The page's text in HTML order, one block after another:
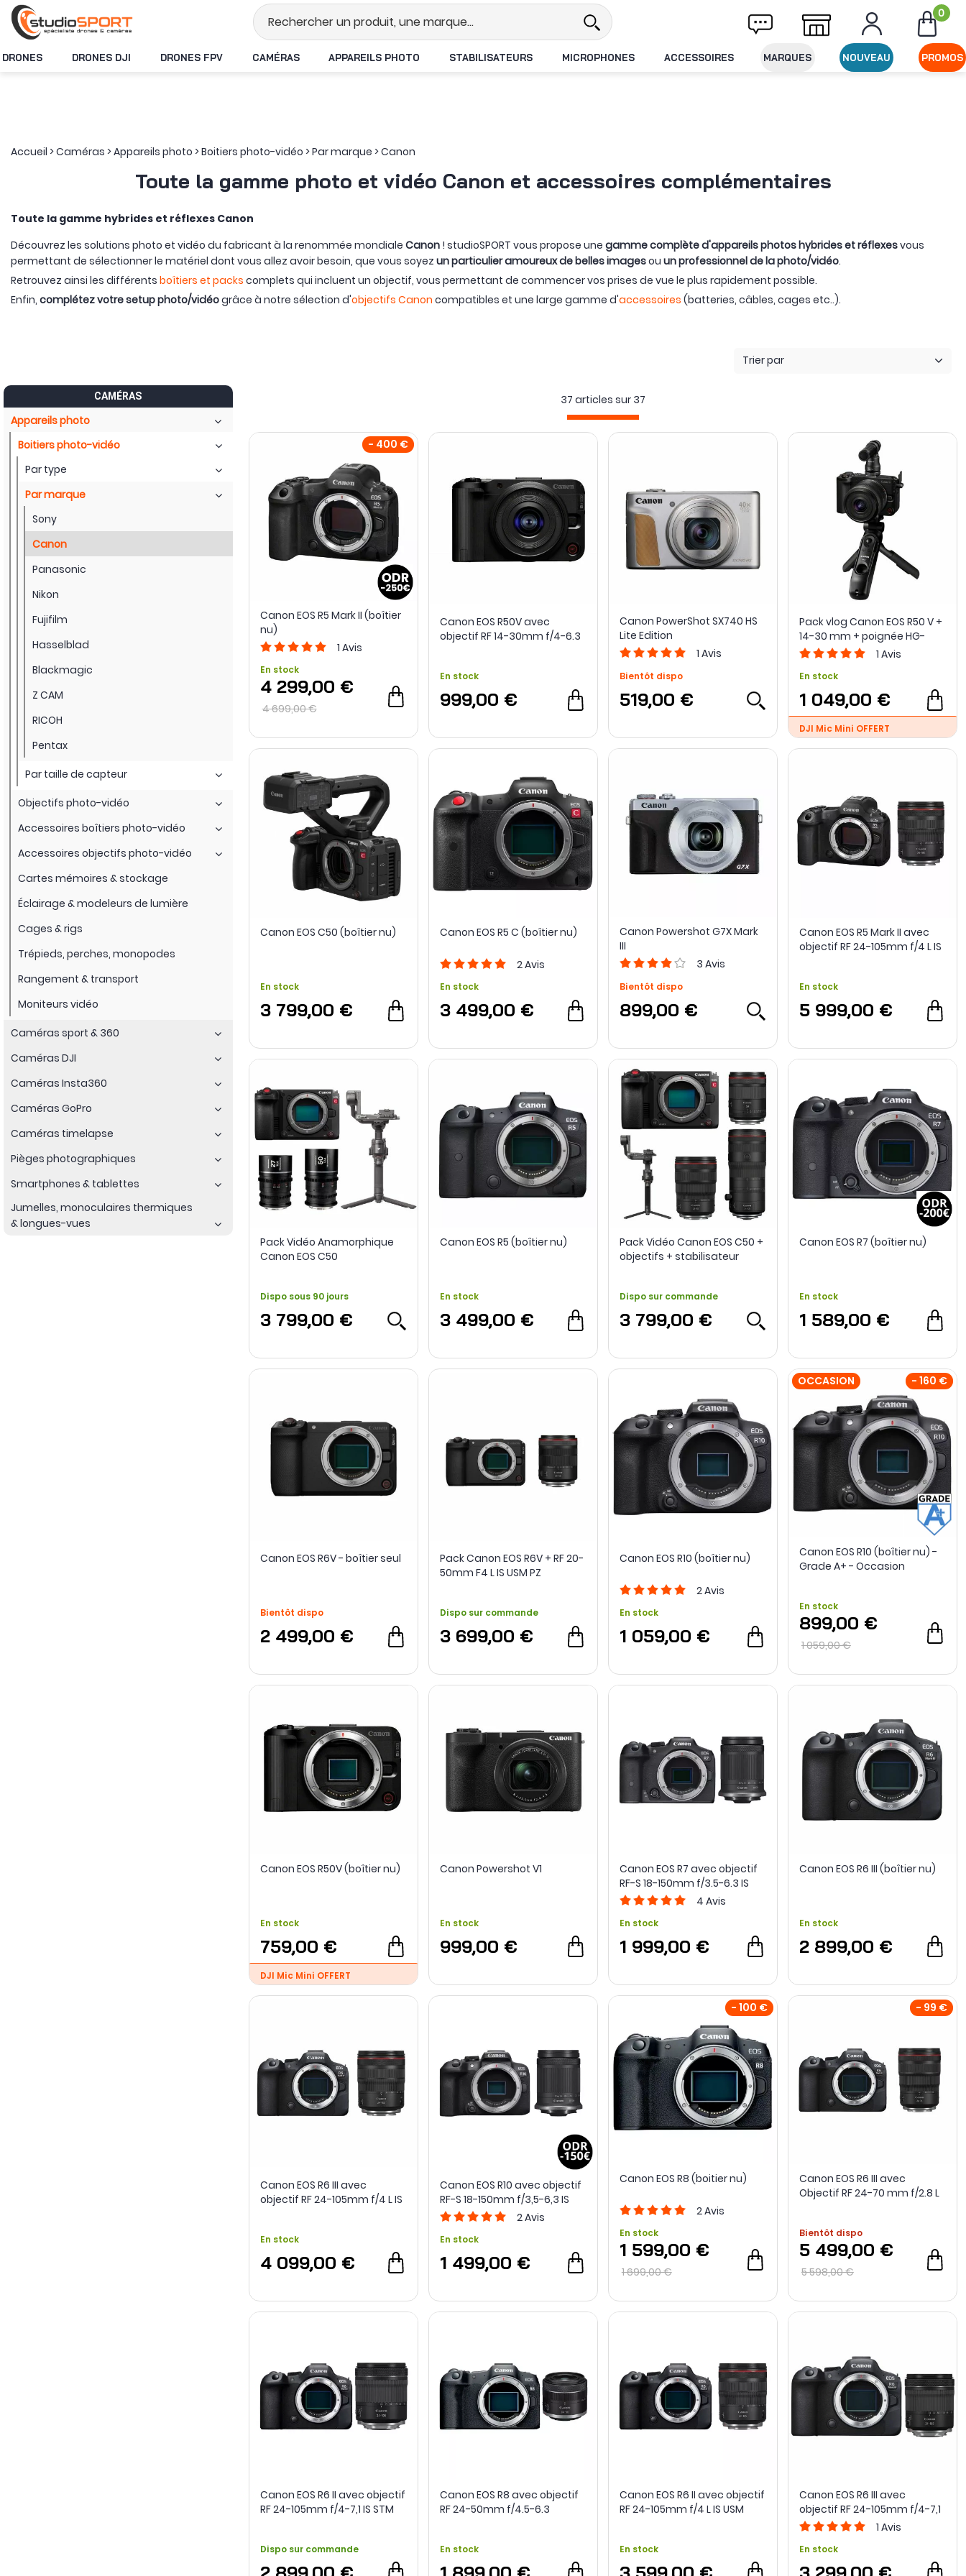
Stock en temps réel Livraison offerte dès 49€ d'achat Expédition le
0
DRONES DRONES DJI DRONES FPV CAMÉRAS APPAREILS PHOTO STABILISATEURS MICROPHONES ACCESSOIRES MARQUES NOUVEAU PROMOS
Accueil >Caméras >Appareils photo >Boitiers photo-vidéo >Par marque >Canon
Toute la gamme photo et vidéo Canon et accessoires complémentaires
Toute la gamme hybrides et réflexes Canon
Découvrez les solutions photo et vidéo du fabricant à la renommée mondiale Canon ! studioSPORT vous propose une gamme complète d'appareils photos hybrides et réflexesvous
permettant de sélectionner le matériel dont vous allez avoir besoin, que vous soyez un particulier amoureux de belles imagesou un professionnel de la photo/vidéo.
Retrouvez ainsi les différents boîtiers et packs complets qui incluent un objectif, vous permettant de commencer vos prises de vue le plus rapidement possible.
Enfin, complétez votre setup photo/vidéogrâce à notre sélection d'objectifs Canon compatibles et une large gamme d'accessoires (batteries, câbles, cages etc..).
Trier par
CAMÉRAS
Appareils photo
Boitiers photo-vidéo
Par type
Par marque
Sony
Canon
Panasonic
Nikon
Fujifilm
Hasselblad
Blackmagic
Z CAM
RICOH
Pentax
Par taille de capteur
Objectifs photo-vidéo
Accessoires boîtiers photo-vidéo
Accessoires objectifs photo-vidéo
Cartes mémoires & stockage
Éclairage & modeleurs de lumière
Cages & rigs
Trépieds, perches, monopodes
Rangement & transport
Moniteurs vidéo
Caméras sport & 360
Caméras DJI
Caméras Insta360
Caméras GoPro
Caméras timelapse
Pièges photographiques
Smartphones & tablettes
Jumelles, monoculaires thermiques
& longues-vues
37 articles sur 37
- 400 €
Canon EOS R5 Mark II (boîtier
nu)
1 Avis
En stock
4 299,00 €
4 699,00 €
Canon EOS R50V avec
objectif RF 14-30mm f/4-6.3
En stock
999,00 €
Canon PowerShot SX740 HS
Lite Edition
1 Avis
Bientôt dispo
519,00 €
Pack vlog Canon EOS R50 V +
14-30 mm + poignée HG-
100TBR + Micro DM-E100 +
1 Avis
En stock
1 049,00 €
DJI Mic Mini OFFERT
Canon EOS C50 (boîtier nu)
En stock
3 799,00 €
Canon EOS R5 C (boîtier nu)
2Avis
En stock
3 499,00 €
Canon Powershot G7X Mark
III
3 Avis
Bientôt dispo
899,00 €
Canon EOS R5 Mark II avec
objectif RF 24-105mm f/4 L IS
En stock
5 999,00 €
Pack Vidéo Anamorphique
Canon EOS C50
Dispo sous 90 jours
3 799,00 €
Canon EOS R5 (boîtier nu)
En stock
3 499,00 €
Pack Vidéo Canon EOS C50 +
objectifs + stabilisateur
Dispo sur commande
3 799,00 €
Canon EOS R7 (boîtier nu)
En stock
1 589,00 €
Canon EOS R6V - boîtier seul
Bientôt dispo
2 499,00 €
Pack Canon EOS R6V + RF 20-
50mm F4 L IS USM PZ
Dispo sur commande
3 699,00 €
Canon EOS R10 (boîtier nu)
2Avis
En stock
1 059,00 €
OCCASION - 160 €
Canon EOS R10 (boîtier nu) -
Grade A+ - Occasion
En stock
899,00 €
1 059,00 €
Canon EOS R50V (boîtier nu)
En stock
759,00 €
DJI Mic Mini OFFERT
Canon Powershot V1
En stock
999,00 €
Canon EOS R7 avec objectif
RF-S 18-150mm f/3.5-6.3 IS
STM
4 Avis
En stock
1 999,00 €
Canon EOS R6 III (boîtier nu)
En stock
2 899,00 €
Canon EOS R6 III avec
objectif RF 24-105mm f/4 L IS
En stock
4 099,00 €
Canon EOS R10 avec objectif
RF-S 18-150mm f/3,5-6,3 IS
STM
2Avis
En stock
1 499,00 €
- 100 €
Canon EOS R8 (boitier nu)
2Avis
En stock
1 599,00 €
1 699,00 €
- 99 €
Canon EOS R6 III avec
Objectif RF 24-70 mm f/2.8 L
Bientôt dispo
5 499,00 €
5 598,00 €
Canon EOS R6 II avec objectif
RF 24-105mm f/4-7,1 IS STM
Dispo sur commande
Canon EOS R8 avec objectif
RF 24-50mm f/4.5-6.3
En stock
Canon EOS R6 II avec objectif
RF 24-105mm f/4 L IS USM
En stock
Canon EOS R6 III avec
objectif RF 24-105mm f/4-7,1
IS STM
1 Avis
En stock